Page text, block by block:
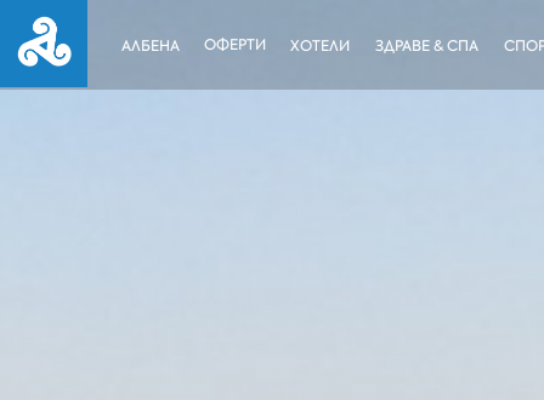
АЛБЕНА ОФЕРТИ ХОТЕЛИ ЗДРАВЕ & СПА